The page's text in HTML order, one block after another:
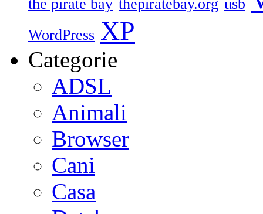
the pirate bay thepiratebay.org usb
WordPress XP
Categorie
ADSL
Animali
Browser
Cani
Casa